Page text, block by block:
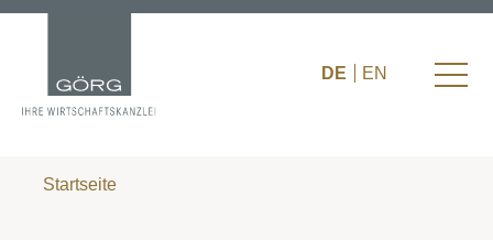
DE EN
Startseite